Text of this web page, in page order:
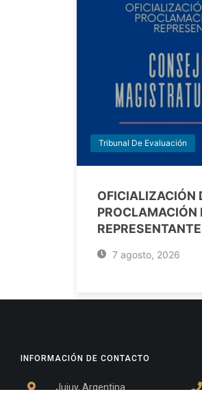
Tribunal De Evaluación
OFICIALIZACIÓN
PROCLAMACIÓN
7 agosto, 2026
INFORMACIÓN DE CONTACTO
Jujuy, Argentina